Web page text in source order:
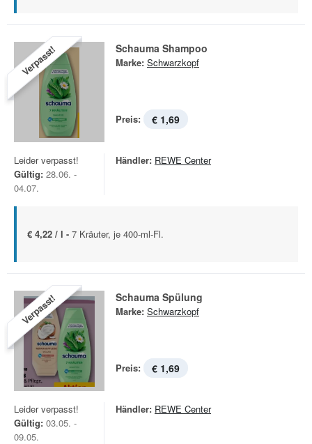
Verpasst! Schauma Shampoo
Marke: Schwarzkopf
Preis: € 1,69
Leider verpasst!
Gültig: 28.06. -
04.07.
Händler: REWE Center
€ 4,22 / l - 7 Kräuter, je 400-ml-Fl.
Verpasst! Schauma Spülung
Marke: Schwarzkopf
Preis: € 1,69
Leider verpasst!
Gültig: 03.05. -
09.05.
Händler: REWE Center